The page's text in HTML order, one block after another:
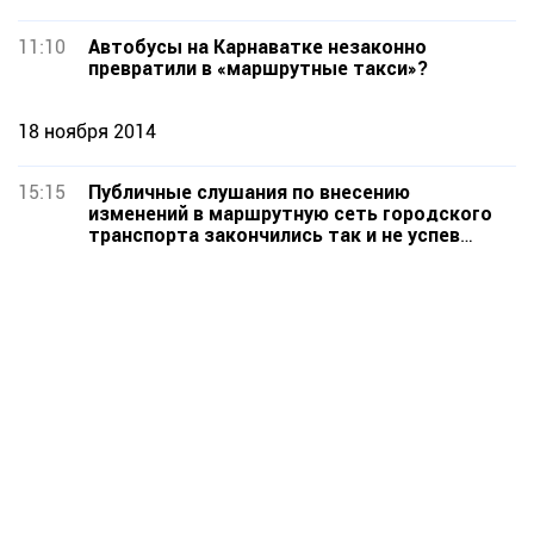
11:10
Автобусы на Карнаватке незаконно
превратили в «маршрутные такси»?
18 ноября 2014
15:15
Публичные слушания по внесению
изменений в маршрутную сеть городского
транспорта закончились так и не успев